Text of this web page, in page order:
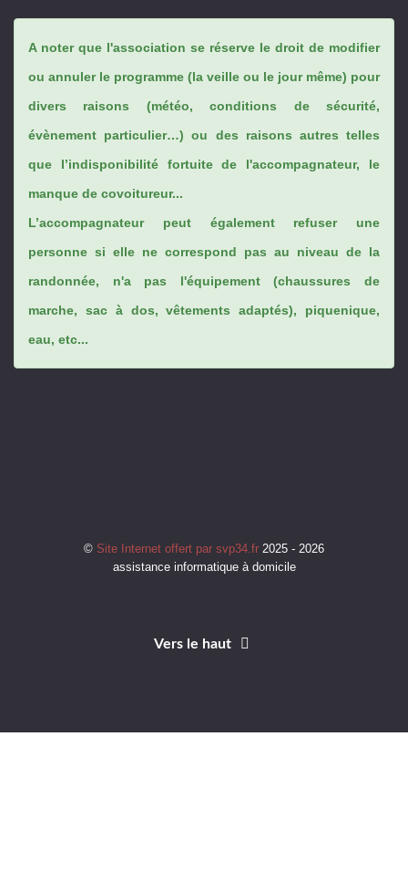
A noter que l'association se réserve le droit de modifier
ou annuler le programme (la veille ou le jour même) pour
divers raisons (météo, conditions de sécurité,
évènement particulier…) ou des raisons autres telles
que l’indisponibilité fortuite de l'accompagnateur, le
manque de covoitureur...
L’accompagnateur peut également refuser une
personne si elle ne correspond pas au niveau de la
randonnée, n'a pas l'équipement (chaussures de
marche, sac à dos, vêtements adaptés), piquenique,
eau, etc...
© Site Internet offert par svp34.fr 2025 - 2026
assistance informatique à domicile
Vers le haut